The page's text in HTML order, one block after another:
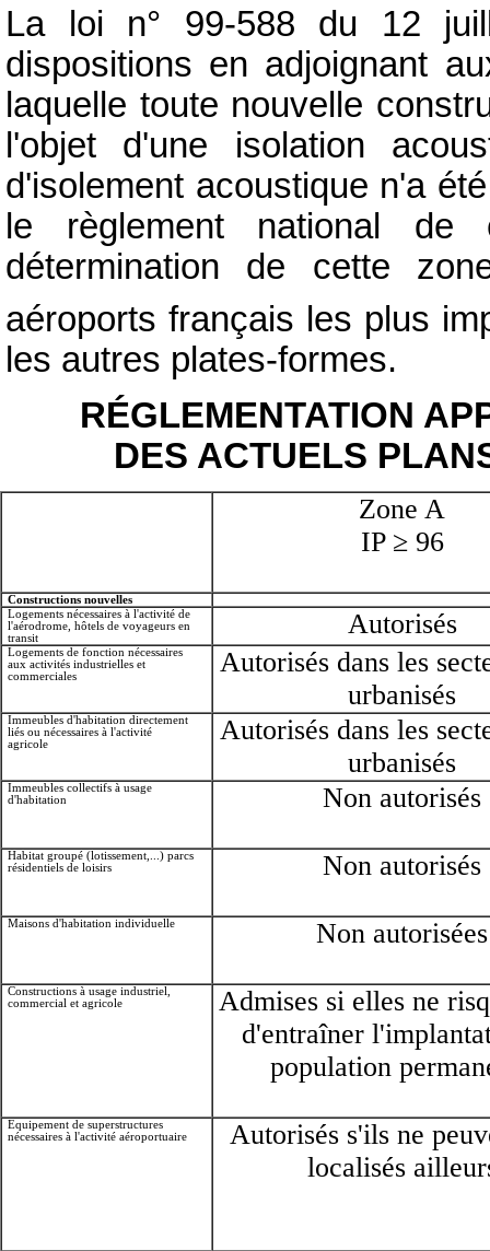
La loi n° 99-588 du 12
dispositions en adjoignant
laquelle toute nouvelle
l'objet d'une isolation
d'isolement acoustique n'a
le règlement national de
détermination de cette
aéroports français les plus
les autres plates-formes.
RÉGLEMENTATION
DES ACTUELS
Zone A
IP ≥ 96
Constructions nouvelles
Logements nécessaires à l'activité de
l'aérodrome, hôtels de voyageurs en
transit
Autorisés
Logements de fonction nécessaires
aux activités industrielles et
commerciales
Autorisés dans les
urbanisés
Immeubles d'habitation directement
liés ou nécessaires à l'activité
agricole
Autorisés dans les
urbanisés
Immeubles collectifs à usage
d'habitation
Non autorisés
Habitat groupé (lotissement,...) parcs
résidentiels de loisirs
Non autorisés
Maisons d'habitation individuelle Non autorisées
Constructions à usage industriel,
commercial et agricole
Admises si elles ne
d'entraîner
population
Equipement de superstructures
nécessaires à l'activité aéroportuaire
Autorisés s'ils ne
localisés